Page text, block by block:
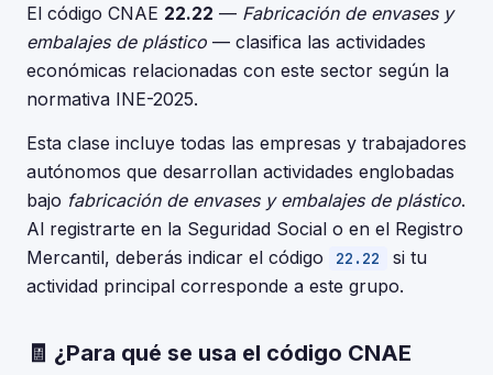
El código CNAE 22.22 — Fabricación de envases y
embalajes de plástico — clasifica las actividades
económicas relacionadas con este sector según la
normativa INE-2025.
Esta clase incluye todas las empresas y trabajadores
autónomos que desarrollan actividades englobadas
bajo fabricación de envases y embalajes de plástico.
Al registrarte en la Seguridad Social o en el Registro
Mercantil, deberás indicar el código
22.22
si tu
actividad principal corresponde a este grupo.
🧾 ¿Para qué se usa el código CNAE